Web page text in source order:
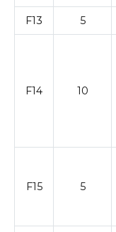
F13 5
F14 10
F15 5